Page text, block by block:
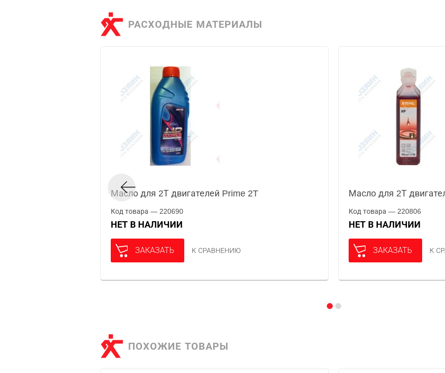
РАСХОДНЫЕ МАТЕРИАЛЫ
Масло для 2Т двигателей Prime 2T
Код товара — 220690
НЕТ В НАЛИЧИИ
ЗАКАЗАТЬ К СРАВНЕНИЮ
Масло для 2Т
Код товара — 220806
НЕТ В НАЛИЧИИ
ЗАКАЗАТЬ К
ПОХОЖИЕ ТОВАРЫ